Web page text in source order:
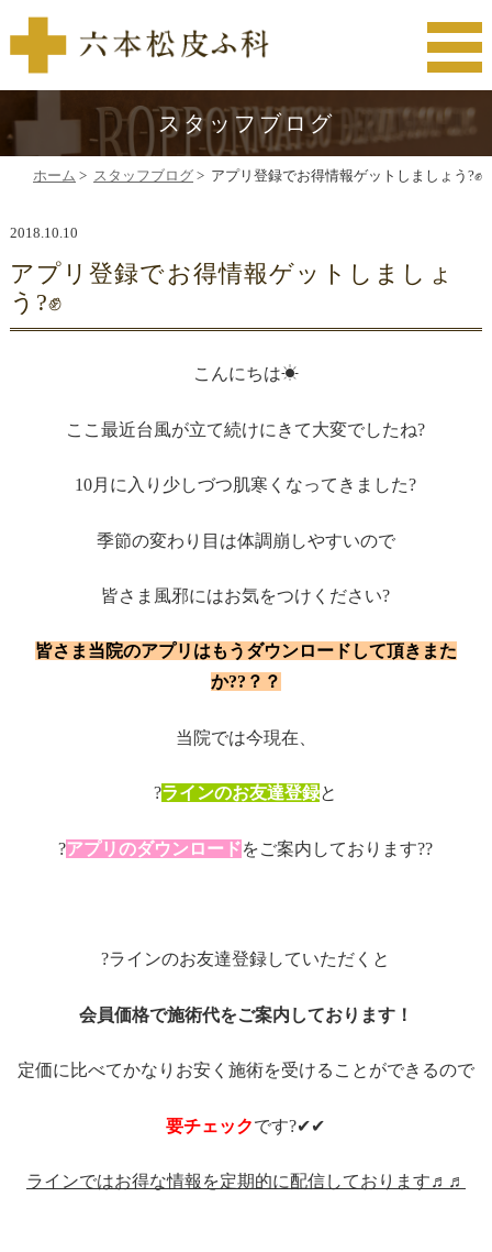
スタッフブログ
ホーム > スタッフブログ > アプリ登録でお得情報ゲットしましょう?✊
2018.10.10
アプリ登録でお得情報ゲットしましょ
う?✊
こんにちは☀
ここ最近台風が立て続けにきて大変でしたね?
10月に入り少しづつ肌寒くなってきました?
季節の変わり目は体調崩しやすいので
皆さま風邪にはお気をつけください?
皆さま当院のアプリはもうダウンロードして頂きまた
か??？？
当院では今現在、
?ラインのお友達登録と
?アプリのダウンロードをご案内しております??
?ラインのお友達登録していただくと
会員価格で施術代をご案内しております！
定価に比べてかなりお安く施術を受けることができるので
要チェックです?✔✔
ラインではお得な情報を定期的に配信しております♬♬